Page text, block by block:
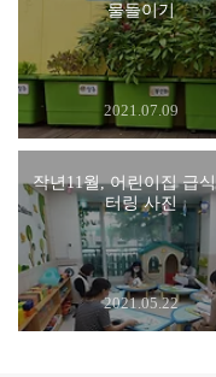
물들이기
2021.07.09
작년11월, 어린이집 급
터링 사진
2021.05.22